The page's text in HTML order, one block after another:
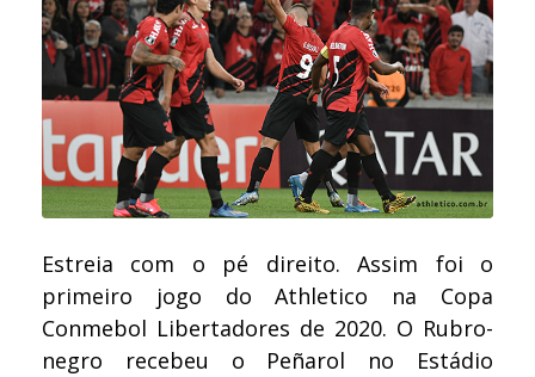
Estreia com o pé direito. Assim foi o
primeiro jogo do Athletico na Copa
Conmebol Libertadores de 2020. O Rubro-
negro recebeu o Peñarol no Estádio